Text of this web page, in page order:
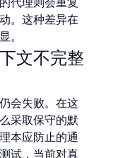
。这种差异在
。
文不完整
会失败。在这
采取保守的默
本应防止的通
试，当前对真